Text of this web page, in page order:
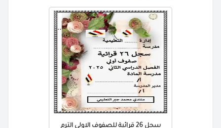
سجل 26 قرائية للصفوف الاولى الترم